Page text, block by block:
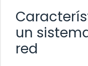
un
red